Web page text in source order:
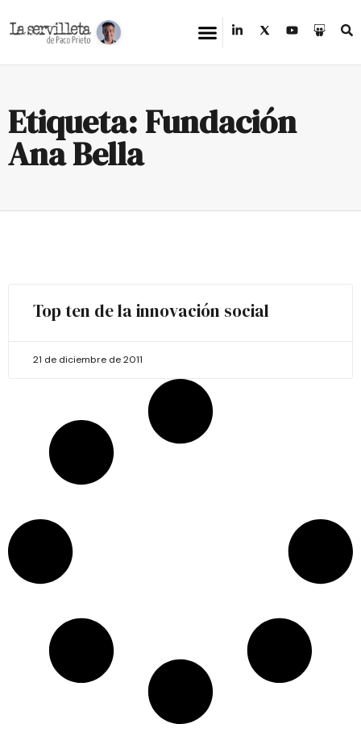
Etiqueta: Fundación
Ana Bella
Top ten de la innovación social
21 de diciembre de 2011